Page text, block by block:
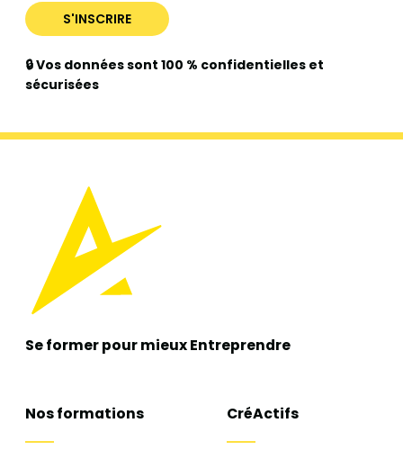
🔒 Vos données sont 100 % confidentielles et
sécurisées
Se former pour mieuxEntreprendre
Nos formations CréActifs